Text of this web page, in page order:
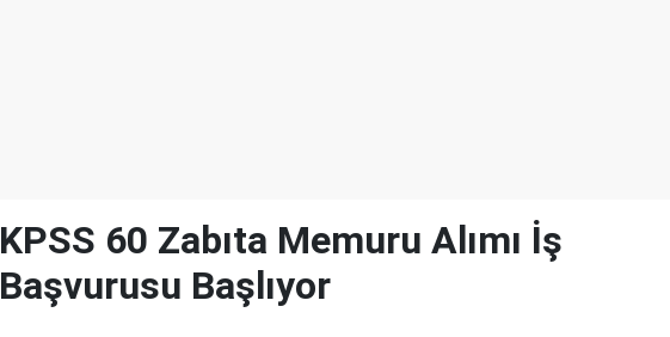
KPSS 60 Zabıta Memuru Alımı İş
Başvurusu Başlıyor